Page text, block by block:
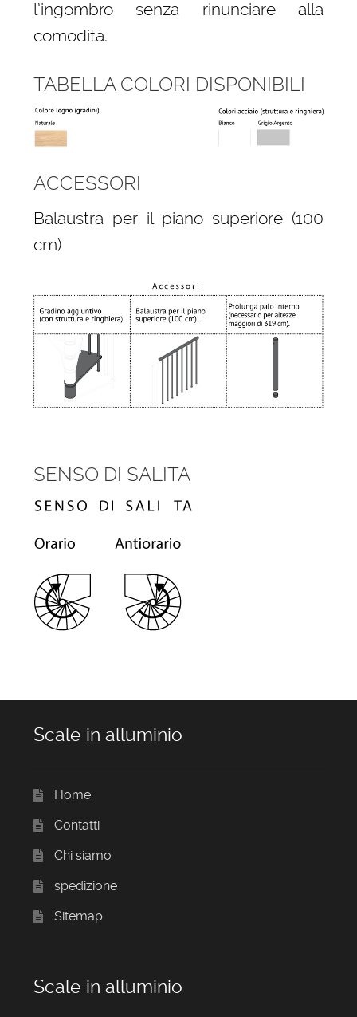
l’ingombro senza rinunciare alla
comodità.
TABELLA COLORI DISPONIBILI
ACCESSORI
Balaustra per il piano superiore (100
cm)
SENSO DI SALITA
Scale in alluminio
Home
Contatti
Chi siamo
spedizione
Sitemap
Scale in alluminio